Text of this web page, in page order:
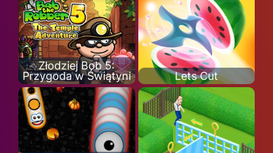
Złodziej Bob 5:
Przygoda w Świątyni
Lets Cut